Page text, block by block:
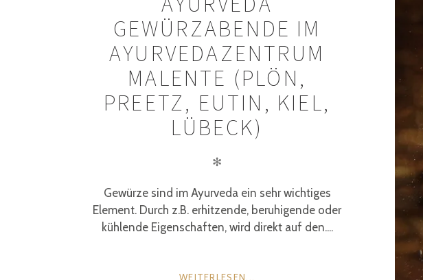
GEWÜRZABENDE IM
AYURVEDAZENTRUM
MALENTE (PLÖN,
PREETZ, EUTIN, KIEL,
LÜBECK)
✻
Gewürze sind im Ayurveda ein sehr wichtiges
Element. Durch z.B. erhitzende, beruhigende oder
kühlende Eigenschaften, wird direkt auf den....
WEITERLESEN...